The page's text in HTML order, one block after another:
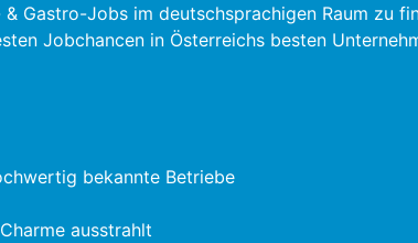
Gastro-Jobs im deutschsprachigen Raum zu
Jobchancen in Österreichs besten
bekannte Betriebe
ausstrahlt